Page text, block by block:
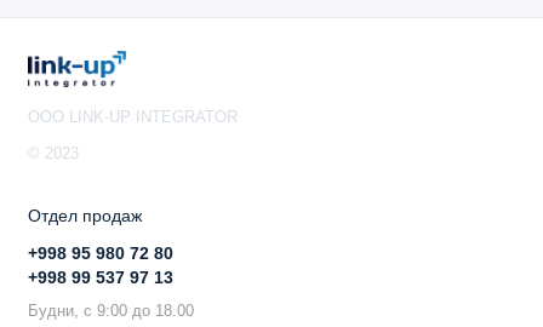
OOO LINK-UP INTEGRATOR
© 2023
Отдел продаж
+998 95 980 72 80
+998 99 537 97 13
Будни, с 9:00 до 18.00